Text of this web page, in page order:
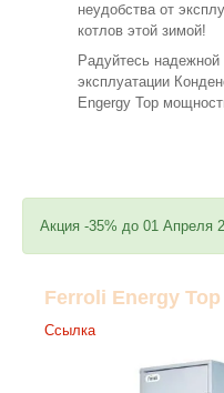
неудобства от
котлов этой зимой!
Радуйтесь надежной
эксплуатации
Engergy Top
Акция -35% до 01 Апреля
Ferroli Energy Top
Ссылка